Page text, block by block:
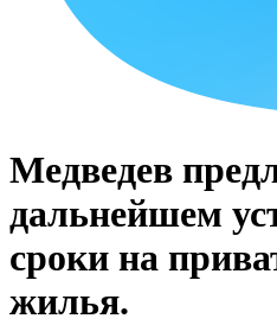
Медведев
дальнейшем
сроки на
жилья.